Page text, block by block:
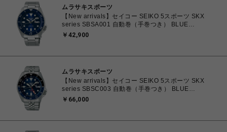
ムラサキスポーツ
【New arrivals】セイコー SEIKO 5スポーツ SKX
series SBSA001 自動巻（手巻つき） BLUE
4954628452740 腕時計 国内正規品 【送料無料 北海
￥42,900
ムラサキスポーツ
【New arrivals】セイコー SEIKO 5スポーツ SKX
series SBSC003 自動巻（手巻つき） BLUE
4954628462398 腕時計 国内正規品 【送料無料 北海
￥66,000